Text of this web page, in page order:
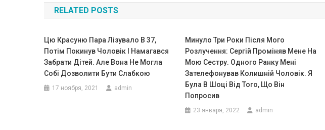
записям
RELATED POSTS
Цю Красуню Пара Лізувало В 37,
Потім Покинув Чоловік І Намагався
Забрати Дітей. Але Вона Не Могла
Собі Дозволити Бути Слабкою
17 ноября, 2021 admin
Минуло Три Роки Після Мого
Розлучення: Сергій Проміняв Мене На
Мою Сестру. Одного Ранку Мені
Зателефонував Колишній Чоловік. Я
Була В Шоці Від Того, Що Він
Попросив
23 января, 2022 admin